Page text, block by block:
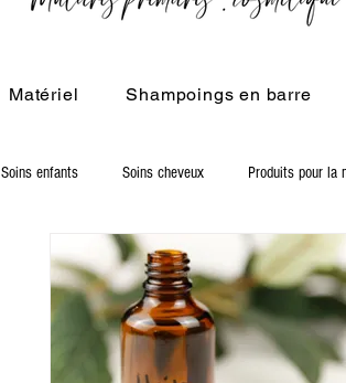
Matériel Shampoings en barre
Soins enfants Soins cheveux Produits pour la